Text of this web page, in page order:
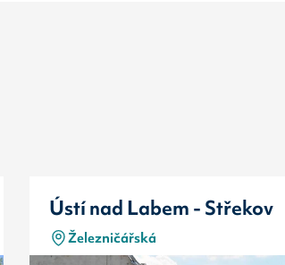
Ústí nad Labem - Střekov
Železničářská